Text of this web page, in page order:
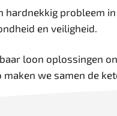
hardnekkig probleem
en veiligheid.
loon oplossingen
maken we samen de